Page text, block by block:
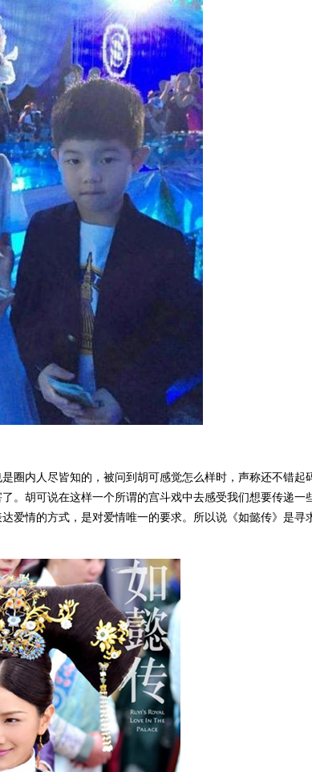
圈内人尽皆知的，被问到胡可感觉怎么样时，声称还不错起
。胡可说在这样一个所谓的宫斗戏中去感受我们想要传递一
爱情的方式，是对爱情唯一的要求。所以说《如懿传》是寻